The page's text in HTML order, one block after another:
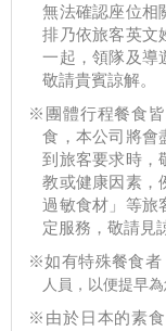
無法確認座位相
排乃依旅客英文
一起，領隊及導
敬請貴賓諒解。
※團體行程餐食
食，本公司將會
到旅客要求時，
教或健康因素，
過敏食材」等旅
定服務，敬請見
※如有特殊餐食者
人員，以便提早為
※由於日本的素